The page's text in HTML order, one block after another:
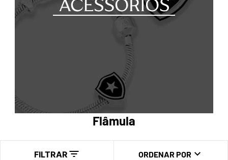
Flâmula
FILTRAR ORDENAR POR